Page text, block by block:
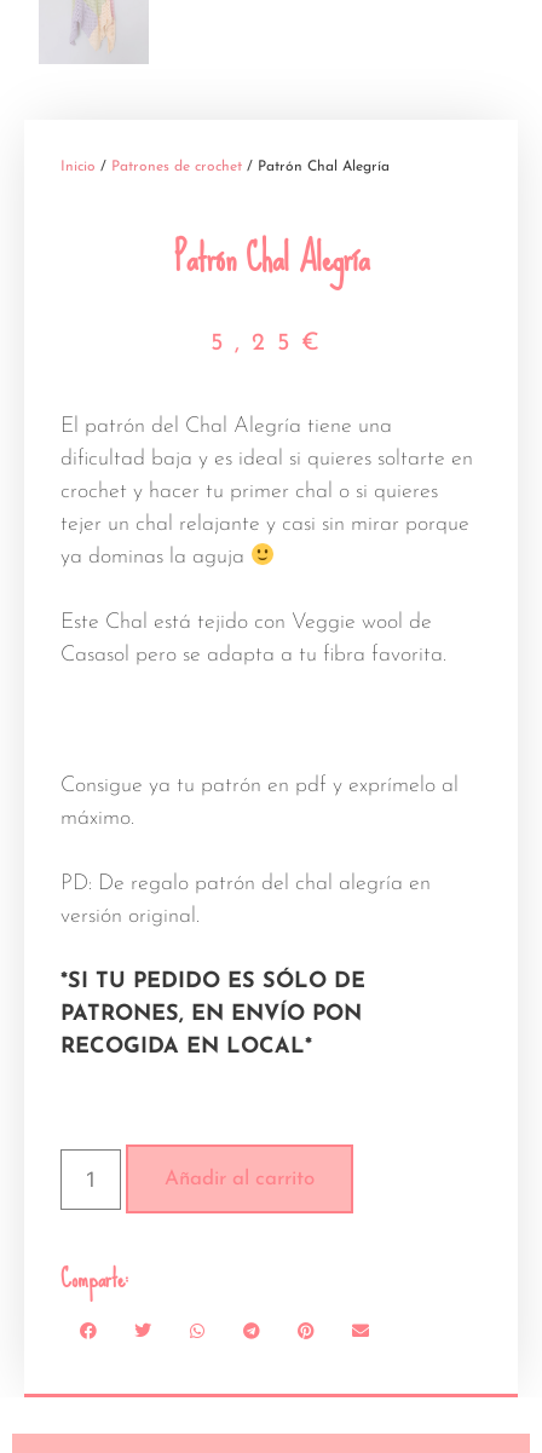
Inicio / Patrones de crochet / Patrón Chal Alegría
Patrón Chal Alegría
5,25 €
El patrón del Chal Alegría tiene una
dificultad baja y es ideal si quieres soltarte en
crochet y hacer tu primer chal o si quieres
tejer un chal relajante y casi sin mirar porque
ya dominas la aguja
Este Chal está tejido con Veggie wool de
Casasol pero se adapta a tu fibra favorita.
Consigue ya tu patrón en pdf y exprímelo al
máximo.
PD: De regalo patrón del chal alegría en
versión original.
*SI TU PEDIDO ES SÓLO DE
PATRONES, EN ENVÍO PON
RECOGIDA EN LOCAL*
Añadir al carrito
Comparte: